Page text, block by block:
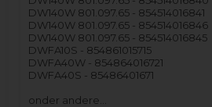
DW140W 801.097.65 - 854514016841
DW140W 801.097.65 - 854514016846
DW140W 801.097.65 - 854514016845
DWFA10S - 854861015715
DWFA40W - 854864016721
DWFA40S - 85486401671
onder andere…